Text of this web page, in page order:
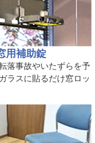
用補助錠
落事故やいたずらを予
ラスに貼るだけ窓ロッ